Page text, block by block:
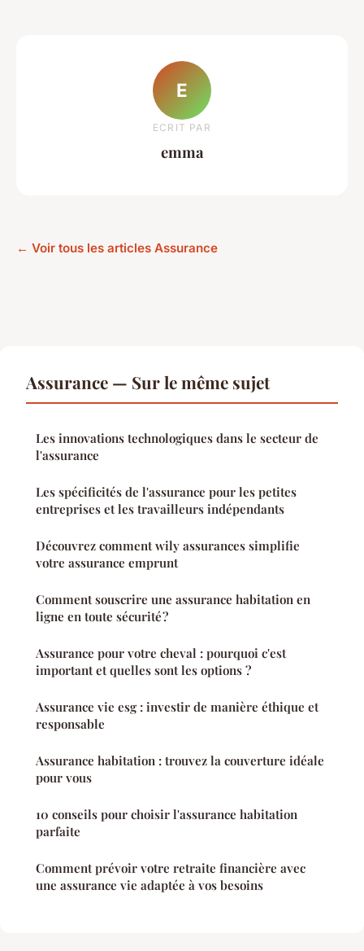
E
ECRIT PAR
emma
← Voir tous les articles Assurance
Assurance — Sur le même sujet
Les innovations technologiques dans le secteur de
l'assurance
Les spécificités de l'assurance pour les petites
entreprises et les travailleurs indépendants
Découvrez comment wily assurances simplifie
votre assurance emprunt
Comment souscrire une assurance habitation en
ligne en toute sécurité ?
Assurance pour votre cheval : pourquoi c'est
important et quelles sont les options ?
Assurance vie esg : investir de manière éthique et
responsable
Assurance habitation : trouvez la couverture idéale
pour vous
10 conseils pour choisir l'assurance habitation
parfaite
Comment prévoir votre retraite financière avec
une assurance vie adaptée à vos besoins